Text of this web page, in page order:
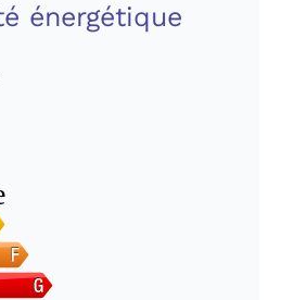
énergétique